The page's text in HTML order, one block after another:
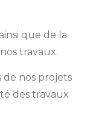
que de la
travaux.
de nos projets
des travaux